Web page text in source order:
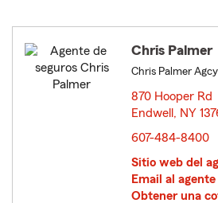
Chris Palmer
Chris Palmer
870 Hooper Rd
Endwell, NY
607-484-8400
Sitio web del
Email al agente
Obtener una